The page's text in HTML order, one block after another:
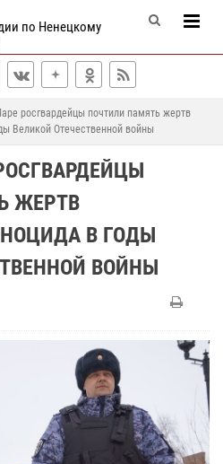
по Ненецкому
росгвардейцы почтили память жертв
Великой Отечественной войны
ЖЕРТВ
В ГОДЫ
ВОЙНЫ